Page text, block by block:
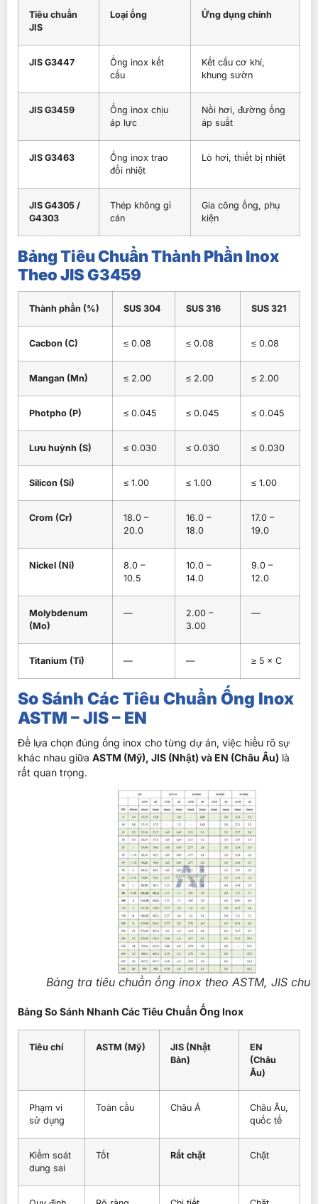
Tiêu chuẩn
JIS
Loại ống Ứng dụng chính
JIS G3447
Ống inox kết
cấu
Kết cấu cơ khí,
khung sườn
JIS G3459
Ống inox chịu
áp lực
Nồi hơi, đường ống
áp suất
JIS G3463
Ống inox trao
đổi nhiệt
Lò hơi, thiết bị nhiệt
JIS G4305 /
G4303
Thép không gỉ
cán
Gia công ống, phụ
kiện
Bảng Tiêu Chuẩn Thành Phần Inox
Theo JIS G3459
Thành phần (%) SUS 304 SUS 316 SUS 321
Cacbon (C) ≤ 0.08 ≤ 0.08 ≤ 0.08
Mangan (Mn) ≤ 2.00 ≤ 2.00 ≤ 2.00
Photpho (P) ≤ 0.045 ≤ 0.045 ≤ 0.045
Lưu huỳnh (S) ≤ 0.030 ≤ 0.030 ≤ 0.030
Silicon (Si) ≤ 1.00 ≤ 1.00 ≤ 1.00
Crom (Cr)
18.0 –
20.0
16.0 –
18.0
17.0 –
19.0
Nickel (Ni)
8.0 –
10.5
10.0 –
14.0
9.0 –
12.0
Molybdenum
(Mo)
—
2.00 –
3.00
—
Titanium (Ti) — — ≥ 5 × C
So Sánh Các Tiêu Chuẩn Ống Inox
ASTM – JIS – EN
Để lựa chọn đúng ống inox cho từng dự án, việc hiểu rõ sự
khác nhau giữa ASTM (Mỹ), JIS (Nhật) và EN (Châu Âu) là
rất quan trọng.
Bảng tra tiêu chuẩn ống inox theo ASTM, JIS
Bảng So Sánh Nhanh Các Tiêu Chuẩn Ống Inox
Tiêu chí ASTM (Mỹ)
JIS (Nhật
Bản)
EN
(Châu
Âu)
Phạm vi
sử dụng
Toàn cầu Châu Á
Châu Âu,
quốc tế
Kiểm soát
dung sai
Tốt Rất chặt Chặt